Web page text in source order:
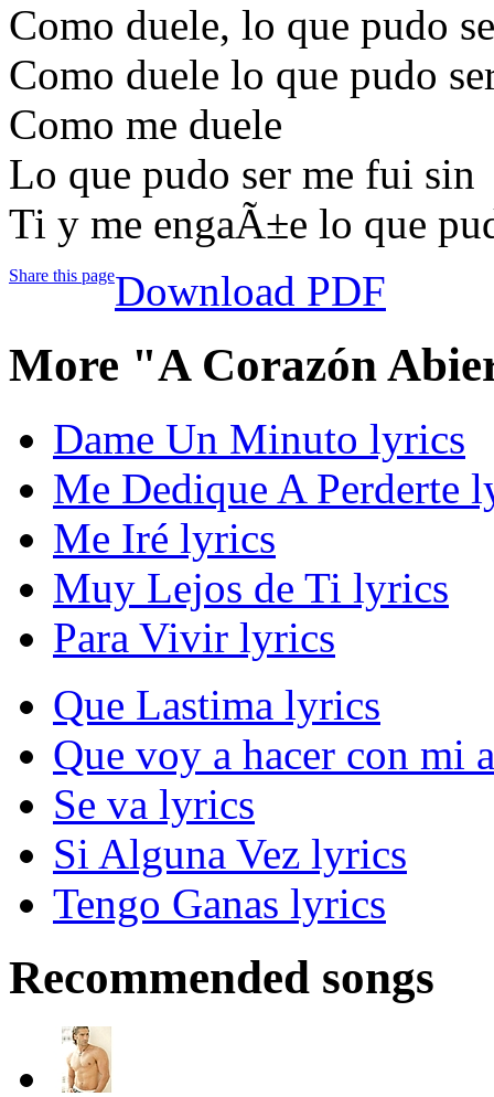
Como duele, lo que pudo
Como duele lo que pudo
Como me duele
Lo que pudo ser me fui sin
Ti y me engaÃ±e lo que
Share this pageDownload PDF
More "A Corazón
Dame Un Minuto lyrics
Me Dedique A Perderte
Me Iré lyrics
Muy Lejos de Ti lyrics
Para Vivir lyrics
Que Lastima lyrics
Que voy a hacer con mi
Se va lyrics
Si Alguna Vez lyrics
Tengo Ganas lyrics
Recommended songs